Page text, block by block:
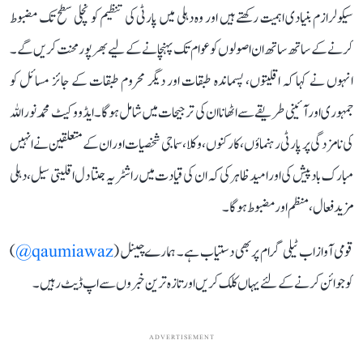
سیکولرازم بنیادی اہمیت رکھتے ہیں اور وہ دہلی میں پارٹی کی تنظیم کو نچلی سطح تک مضبوط
کرنے کے ساتھ ساتھ ان اصولوں کو عوام تک پہنچانے کے لیے بھرپور محنت کریں گے۔
انہوں نے کہا کہ اقلیتوں، پسماندہ طبقات اور دیگر محروم طبقات کے جائز مسائل کو
جمہوری اور آئینی طریقے سے اٹھانا ان کی ترجیحات میں شامل ہوگا۔ ایڈووکیٹ محمد نور اللہ
کی نامزدگی پر پارٹی رہنماؤں، کارکنوں، وکلا، سماجی شخصیات اور ان کے متعلقین نے انہیں
مبارک باد پیش کی اور امید ظاہر کی کہ ان کی قیادت میں راشٹریہ جنتا دل اقلیتی سیل، دہلی
مزید فعال، منظم اور مضبوط ہوگا۔
قومی آواز اب ٹیلی گرام پر بھی دستیاب ہے۔ ہمارے چینل (qaumiawaz@
)
کو جوائن کرنے کے لئے یہاں کلک کریں اور تازہ ترین خبروں سے اپ ڈیٹ رہیں۔
ADVERTISEMENT